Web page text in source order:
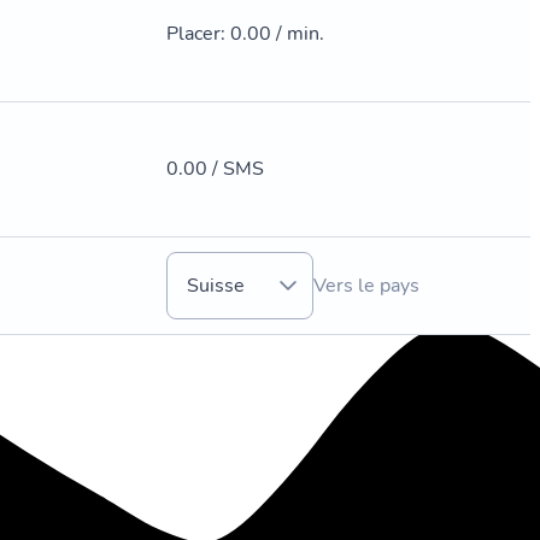
Placer: 0.00 / min.
0.00 / SMS
Suisse Vers le pays